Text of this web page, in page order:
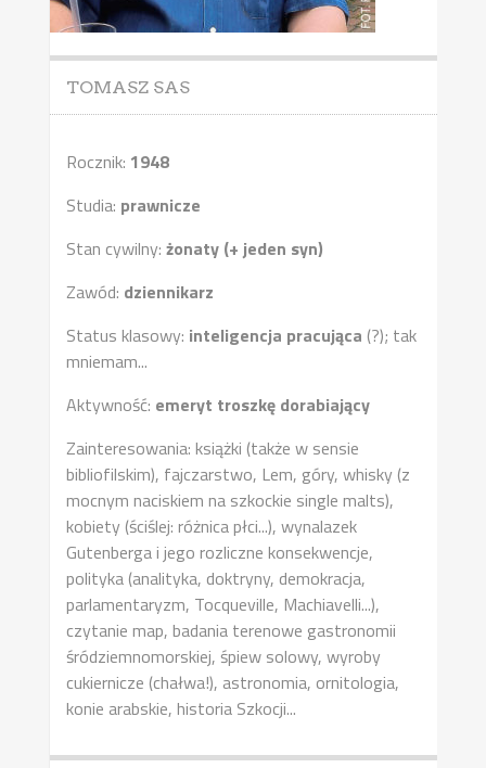
TOMASZ SAS
Rocznik: 1948
Studia: prawnicze
Stan cywilny: żonaty (+ jeden syn)
Zawód: dziennikarz
Status klasowy: inteligencja pracująca (?); tak
mniemam...
Aktywność: emeryt troszkę dorabiający
Zainteresowania: książki (także w sensie
bibliofilskim), fajczarstwo, Lem, góry, whisky (z
mocnym naciskiem na szkockie single malts),
kobiety (ściślej: różnica płci...), wynalazek
Gutenberga i jego rozliczne konsekwencje,
polityka (analityka, doktryny, demokracja,
parlamentaryzm, Tocqueville, Machiavelli...),
czytanie map, badania terenowe gastronomii
śródziemnomorskiej, śpiew solowy, wyroby
cukiernicze (chałwa!), astronomia, ornitologia,
konie arabskie, historia Szkocji...